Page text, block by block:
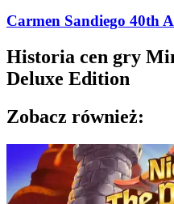
Carmen Sandiego 40th
Historia cen gry
Deluxe Edition
Zobacz również: